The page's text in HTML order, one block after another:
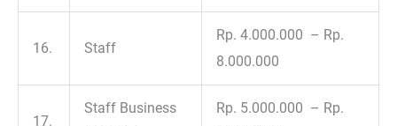
16. Staff
Rp. 4.000.000 – Rp.
8.000.000
17.
Staff Business
Rp. 5.000.000 – Rp.